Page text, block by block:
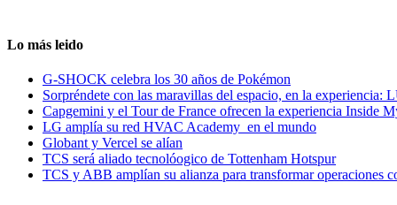
Lo más leido
G-SHOCK celebra los 30 años de Pokémon
Sorpréndete con las maravillas del espacio, en la experiencia:
Capgemini y el Tour de France ofrecen la experiencia Inside
LG amplía su red HVAC Academy en el mundo
Globant y Vercel se alían
TCS será aliado tecnolóogico de Tottenham Hotspur
TCS y ABB amplían su alianza para transformar operaciones